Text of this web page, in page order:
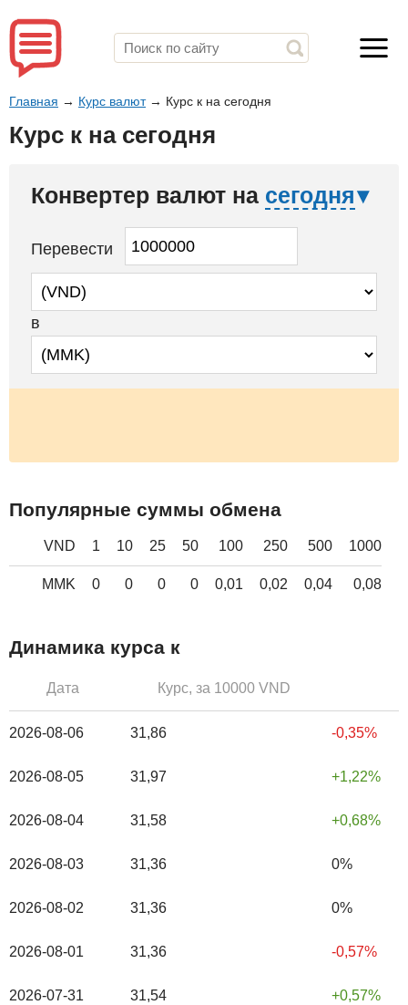
Главная → Курс валют→ Курс к на сегодня
Курс к на сегодня
Конвертер валют на сегодня
Перевести
в
Популярные суммы обмена
VND 1 10 25 50 100 250 500 1000
MMK 0 0 0 0 0,01 0,02 0,04 0,08
Динамика курса к
Дата Курс, за 10000 VND
2026-08-06 31,86 -0,35%
2026-08-05 31,97 1,22%
2026-08-04 31,58 0,68%
2026-08-03 31,36 0%
2026-08-02 31,36 0%
2026-08-01 31,36 -0,57%
2026-07-31 31,54 0,57%